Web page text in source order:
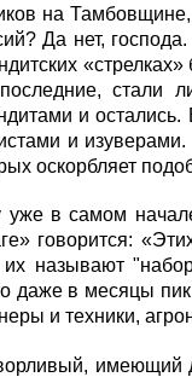
на
Да нет,
стали
и
и
оскорбляет
в самом
говорится:
называют
даже в месяцы
и техники,
имеющий